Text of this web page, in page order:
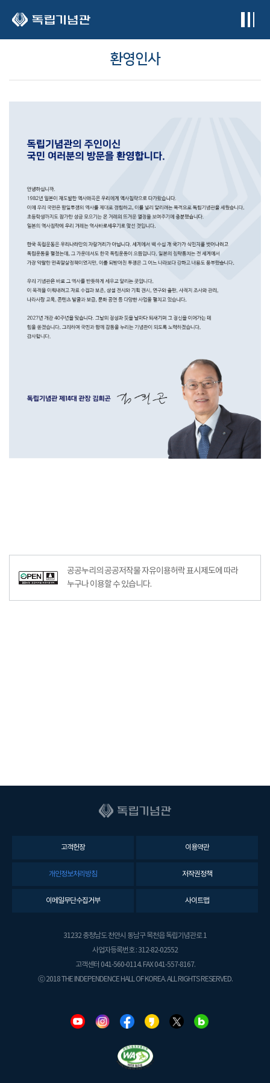
환영인사
공공누리의 공공저작물 자유이용허락 표시제도에 따라
누구나 이용할 수 있습니다.
고객헌장 이용약관
개인정보처리방침 저작권정책
이메일무단수집거부 사이트맵
31232 충청남도 천안시 동남구 목천읍 독립기념관로 1
사업자등록번호 : 312-82-02552
고객센터 041-560-0114. FAX 041-557-8167.
ⓒ 2018 THE INDEPENDENCE HALL OF KOREA. ALL RIGHTS RESERVED.